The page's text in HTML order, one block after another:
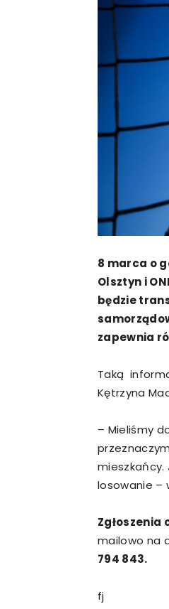
8 marca o
Olsztyn i
będzie
zapewnia
Taką
Kętrzyna
– Mieliśmy
mieszkańcy.
losowanie –
mailowo na
794 843.
fj